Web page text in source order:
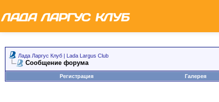
Лада Ларгус Клуб | Lada Largus Club
Сообщение форума
Регистрация Галерея